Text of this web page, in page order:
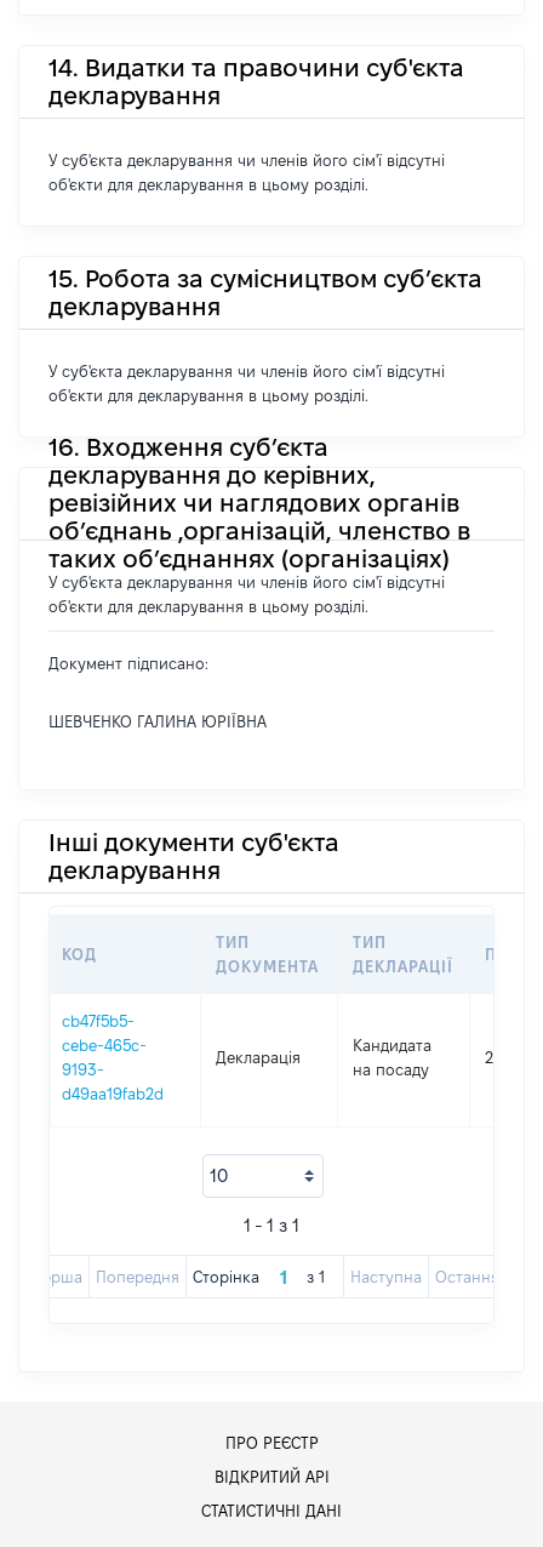
14. Видатки та правочини суб'єкта
декларування
У суб'єкта декларування чи членів його сім'ї відсутні
об'єкти для декларування в цьому розділі.
15. Робота за сумісництвом суб’єкта
декларування
У суб'єкта декларування чи членів його сім'ї відсутні
об'єкти для декларування в цьому розділі.
16. Входження суб’єкта
декларування до керівних,
ревізійних чи наглядових органів
об’єднань ,організацій, членство в
таких об’єднаннях (організаціях)
У суб'єкта декларування чи членів його сім'ї відсутні
об'єкти для декларування в цьому розділі.
Документ підписано:
ШЕВЧЕНКО ГАЛИНА ЮРІЇВНА
Інші документи суб'єкта
декларування
КОД
ТИП
ДОКУМЕНТА
ТИП
ДЕКЛАРАЦІЇ
cb47f5b5-
cebe-465c-
9193-
d49aa19fab2d
Декларація
Кандидата
на посаду
2020
1 - 1 з 1
Перша Попередня Сторінка з 1 Наступна Остання
ПРО РЕЄСТР
ВІДКРИТИЙ АРІ
СТАТИСТИЧНІ ДАНІ